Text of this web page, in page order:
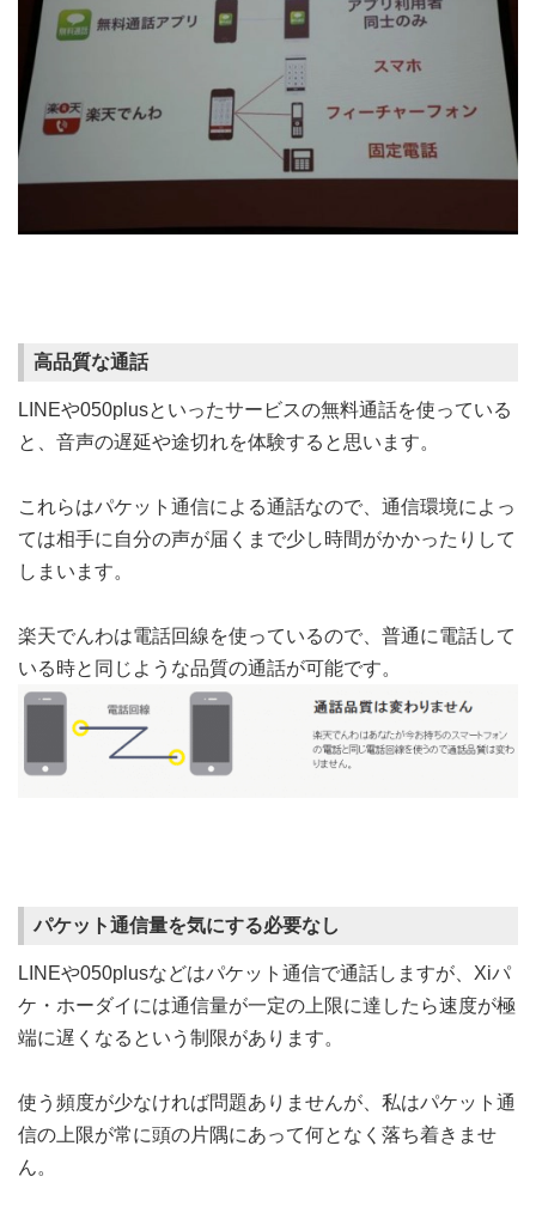
高品質な通話
LINEや050plusといったサービスの無料通話を使っている
と、音声の遅延や途切れを体験すると思います。
これらはパケット通信による通話なので、通信環境によっ
ては相手に自分の声が届くまで少し時間がかかったりして
しまいます。
楽天でんわは電話回線を使っているので、普通に電話して
いる時と同じような品質の通話が可能です。
パケット通信量を気にする必要なし
LINEや050plusなどはパケット通信で通話しますが、Xiパ
ケ・ホーダイには通信量が一定の上限に達したら速度が極
端に遅くなるという制限があります。
使う頻度が少なければ問題ありませんが、私はパケット通
信の上限が常に頭の片隅にあって何となく落ち着きませ
ん。